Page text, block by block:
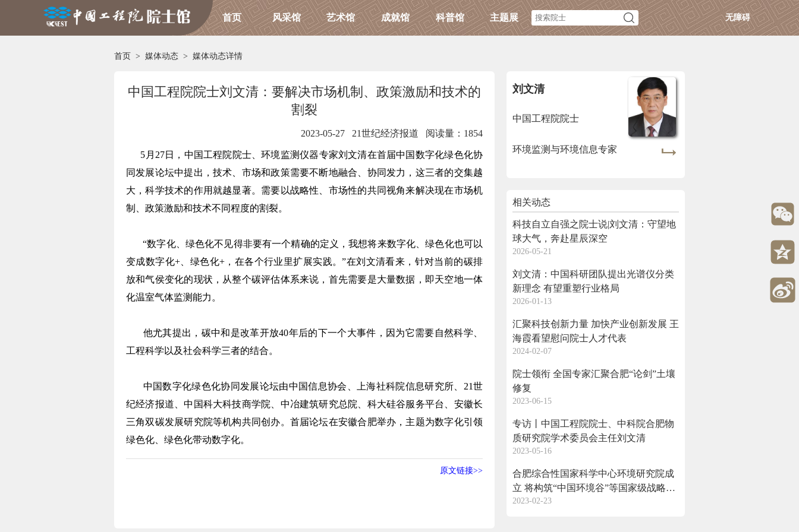
首页 风采馆 艺术馆 成就馆 科普馆 主题展 无障碍
首页 > 媒体动态 > 媒体动态详情
中国工程院院士刘文清：要解决市场机制、政策激励和技术的
割裂
2023-05-27 21世纪经济报道 阅读量：1854
5月27日，中国工程院院士、环境监测仪器专家刘文清在首届中国数字化绿色化协
同发展论坛中提出，技术、市场和政策需要不断地融合、协同发力，这三者的交集越
大，科学技术的作用就越显著。需要以战略性、市场性的共同视角来解决现在市场机
制、政策激励和技术不同程度的割裂。
“数字化、绿色化不见得非要有一个精确的定义，我想将来数字化、绿色化也可以
变成数字化+、绿色化+，在各个行业里扩展实践。”在刘文清看来，针对当前的碳排
放和气侯变化的现状，从整个碳评估体系来说，首先需要是大量数据，即天空地一体
化温室气体监测能力。
他尤其提出，碳中和是改革开放40年后的下一个大事件，因为它需要自然科学、
工程科学以及社会科学三者的结合。
中国数字化绿色化协同发展论坛由中国信息协会、上海社科院信息研究所、21世
纪经济报道、中国科大科技商学院、中冶建筑研究总院、科大硅谷服务平台、安徽长
三角双碳发展研究院等机构共同创办。首届论坛在安徽合肥举办，主题为数字化引领
绿色化、绿色化带动数字化。
原文链接>>
刘文清
中国工程院院士
环境监测与环境信息专家
相关动态
科技自立自强之院士说|刘文清：守望地
球大气，奔赴星辰深空
2026-05-21
刘文清：中国科研团队提出光谱仪分类
新理念 有望重塑行业格局
2026-01-13
汇聚科技创新力量 加快产业创新发展 王
海霞看望慰问院士人才代表
2024-02-07
院士领衔 全国专家汇聚合肥“论剑”土壤
修复
2023-06-15
专访丨中国工程院院士、中科院合肥物
质研究院学术委员会主任刘文清
2023-05-16
合肥综合性国家科学中心环境研究院成
立 将构筑“中国环境谷”等国家级战略性
新兴产业集群
2023-02-23